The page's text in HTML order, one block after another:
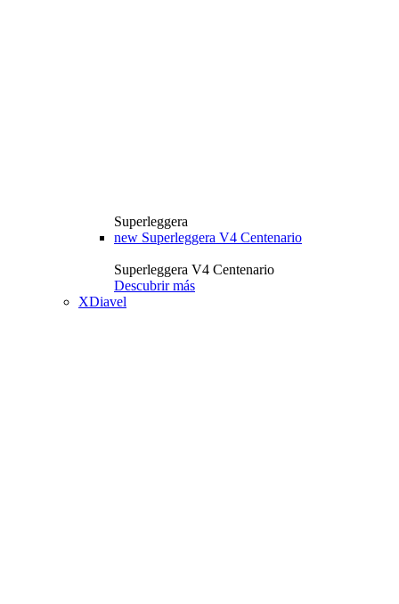
Superleggera
new Superleggera V4 Centenario
Superleggera V4 Centenario
Descubrir más
XDiavel